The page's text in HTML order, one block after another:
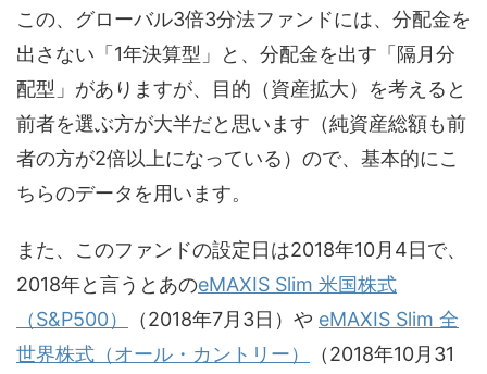
この、グローバル3倍3分法ファンドには、分配金を
出さない「1年決算型」と、分配金を出す「隔月分
配型」がありますが、目的（資産拡大）を考えると
前者を選ぶ方が大半だと思います（純資産総額も前
者の方が2倍以上になっている）ので、基本的にこ
ちらのデータを用います。
また、このファンドの設定日は2018年10月4日で、
2018年と言うとあのeMAXIS Slim 米国株式
（S&P500）
（2018年7月3日）や eMAXIS Slim 全
世界株式（オール・カントリー）
（2018年10月31